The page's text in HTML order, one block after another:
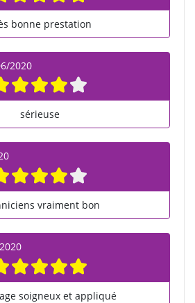
bonne prestation
2020
sérieuse
vraiment bon
soigneux et appliqué